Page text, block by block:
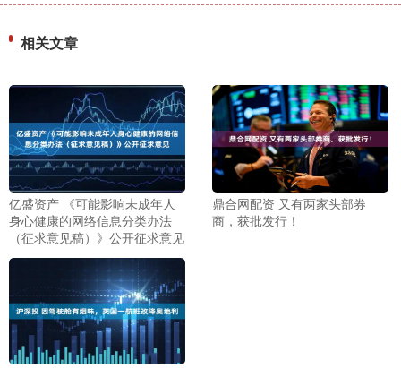
相关文章
亿盛资产 《可能影响未成年人
身心健康的网络信息分类办法
（征求意见稿）》公开征求意见
鼎合网配资 又有两家头部券
商，获批发行！